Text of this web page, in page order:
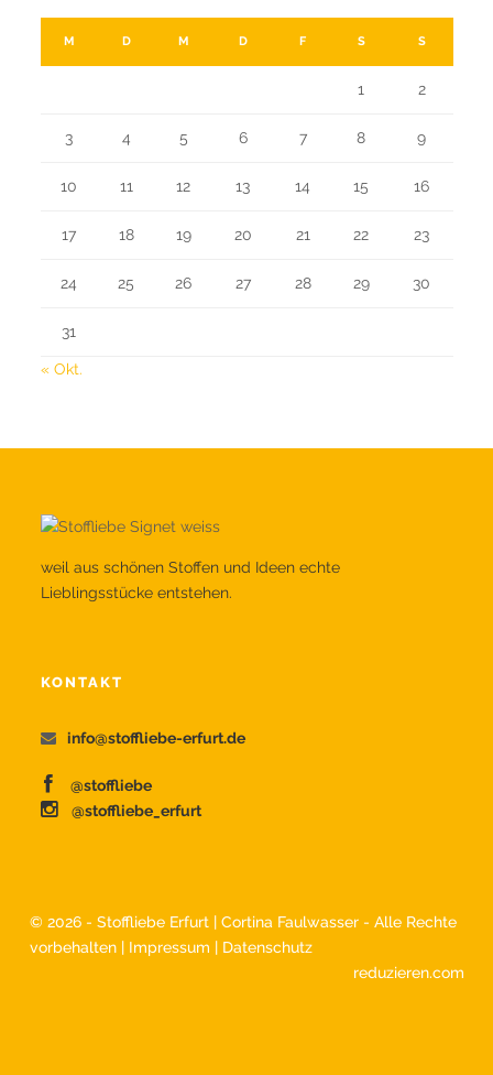
M D M D F S S
1 2
3 4 5 6 7 8 9
10 11 12 13 14 15 16
17 18 19 20 21 22 23
24 25 26 27 28 29 30
31
« Okt.
weil aus schönen Stoffen und Ideen echte
Lieblingsstücke entstehen.
KONTAKT
info@stoffliebe-erfurt.de
@stoffliebe
@stoffliebe_erfurt
© 2026 - Stoffliebe Erfurt | Cortina Faulwasser - Alle Rechte
vorbehalten | Impressum | Datenschutz
reduzieren.com